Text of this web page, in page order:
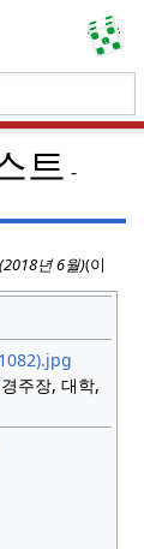
트
(2018년 6월)(이 템
주장, 대학,